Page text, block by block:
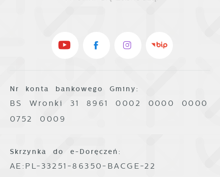
Nr konta bankowego Gminy:
BS Wronki 31 8961 0002 0000 0000
0752 0009
Skrzynka do e-Doręczeń:
AE:PL-33251-86350-BACGE-22